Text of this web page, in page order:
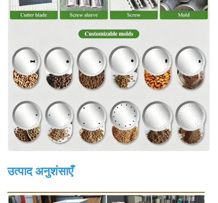
उत्पाद अनुशंसाएँ